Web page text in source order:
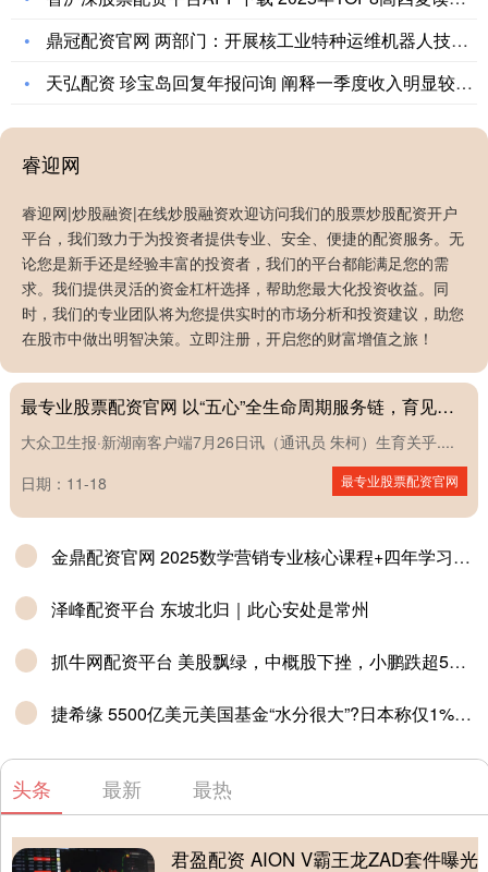
鼎冠配资官网 两部门：开展核工业特种运维机器人技术攻关
天弘配资 珍宝岛回复年报问询 阐释一季度收入明显较高合理性
睿迎网
睿迎网|炒股融资|在线炒股融资欢迎访问我们的股票炒股配资开户
平台，我们致力于为投资者提供专业、安全、便捷的配资服务。无
论您是新手还是经验丰富的投资者，我们的平台都能满足您的需
求。我们提供灵活的资金杠杆选择，帮助您最大化投资收益。同
时，我们的专业团队将为您提供实时的市场分析和投资建议，助您
在股市中做出明智决策。立即注册，开启您的财富增值之旅！
鲲鹏配资 桂林三金：公司一直在努力寻找符合公司战略发
展、能稳步提升企业价值的项目
最专业股票配资官网 以“五心”全生命周期服务链，育见生育友好新未来_孕产妇_湘潭市_康复
大众卫生报·新湖南客户端7月26日讯（通讯员 朱柯）生育关乎....
日期：11-18
最专业股票配资官网
金鼎配资官网 2025数学营销专业核心课程+四年学习规划，毕业接offer
泽峰配资平台 东坡北归｜此心安处是常州
抓牛网配资平台 美股飘绿，中概股下挫，小鹏跌超5%，百度、蔚来、阿里跌超4%，鲍威尔最新发声
捷希缘 5500亿美元美国基金“水分很大”?日本称仅1%至2%用于投资
头条 最新 最热
君盈配资 AION V霸王龙ZAD套件曝光